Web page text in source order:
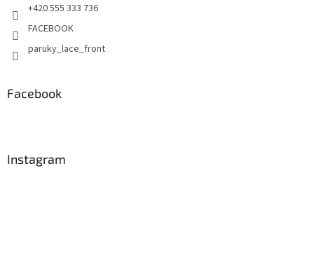
+420 555 333 736
FACEBOOK
paruky_lace_front
Facebook
Instagram